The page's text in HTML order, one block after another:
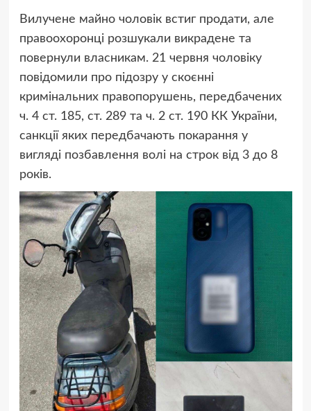
Вилучене майно чоловік встиг продати, але
правоохоронці розшукали викрадене та
повернули власникам. 21 червня чоловіку
повідомили про підозру у скоєнні
кримінальних правопорушень, передбачених
ч. 4 ст. 185, ст. 289 та ч. 2 ст. 190 КК України,
санкції яких передбачають покарання у
вигляді позбавлення волі на строк від 3 до 8
років.